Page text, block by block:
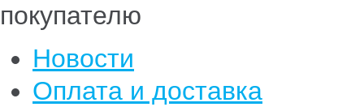
покупателю
Новости
Оплата и доставка